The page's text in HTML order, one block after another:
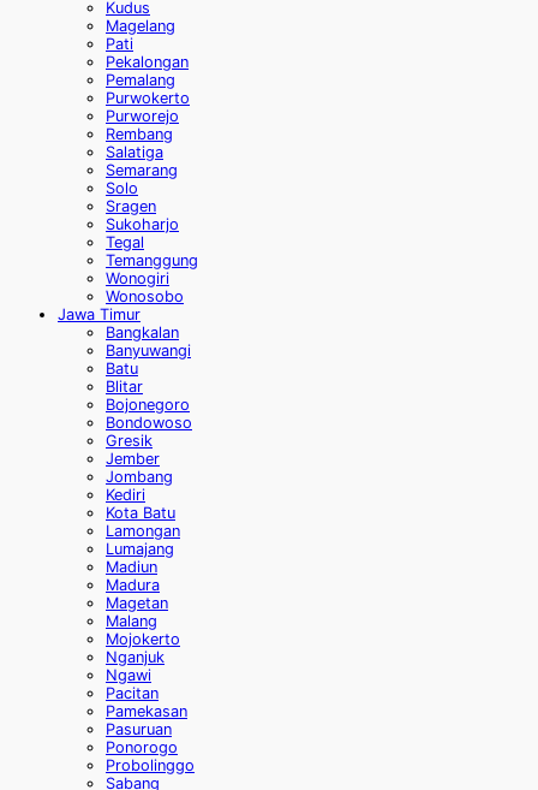
Kudus
Magelang
Pati
Pekalongan
Pemalang
Purwokerto
Purworejo
Rembang
Salatiga
Semarang
Solo
Sragen
Sukoharjo
Tegal
Temanggung
Wonogiri
Wonosobo
Jawa Timur
Bangkalan
Banyuwangi
Batu
Blitar
Bojonegoro
Bondowoso
Gresik
Jember
Jombang
Kediri
Kota Batu
Lamongan
Lumajang
Madiun
Madura
Magetan
Malang
Mojokerto
Nganjuk
Ngawi
Pacitan
Pamekasan
Pasuruan
Ponorogo
Probolinggo
Sabang